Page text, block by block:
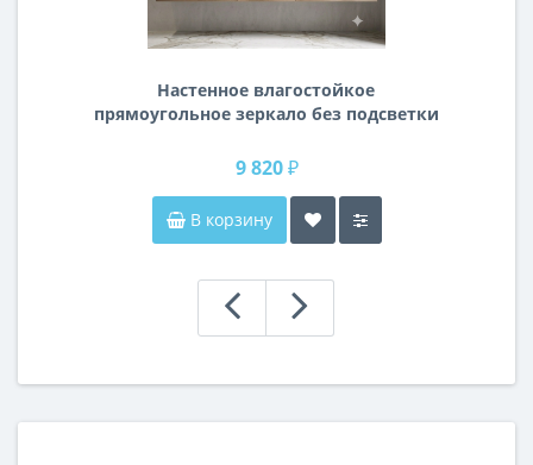
Настенное влагостойкое
прямоугольное зеркало без подсветки
9 820 ₽
В корзину